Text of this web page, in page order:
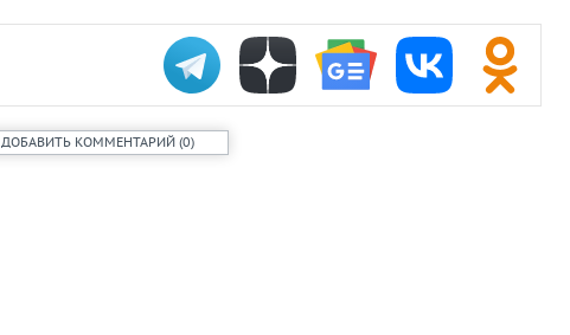
ДОБАВИТЬ КОММЕНТАРИЙ (0)